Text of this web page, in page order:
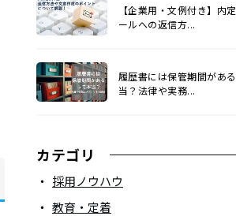
【企業用・文例付き】内
ールへの返信方...
履歴書には保管期間があ
当？法律や実務...
カテゴリ
採用ノウハウ
教育・定着